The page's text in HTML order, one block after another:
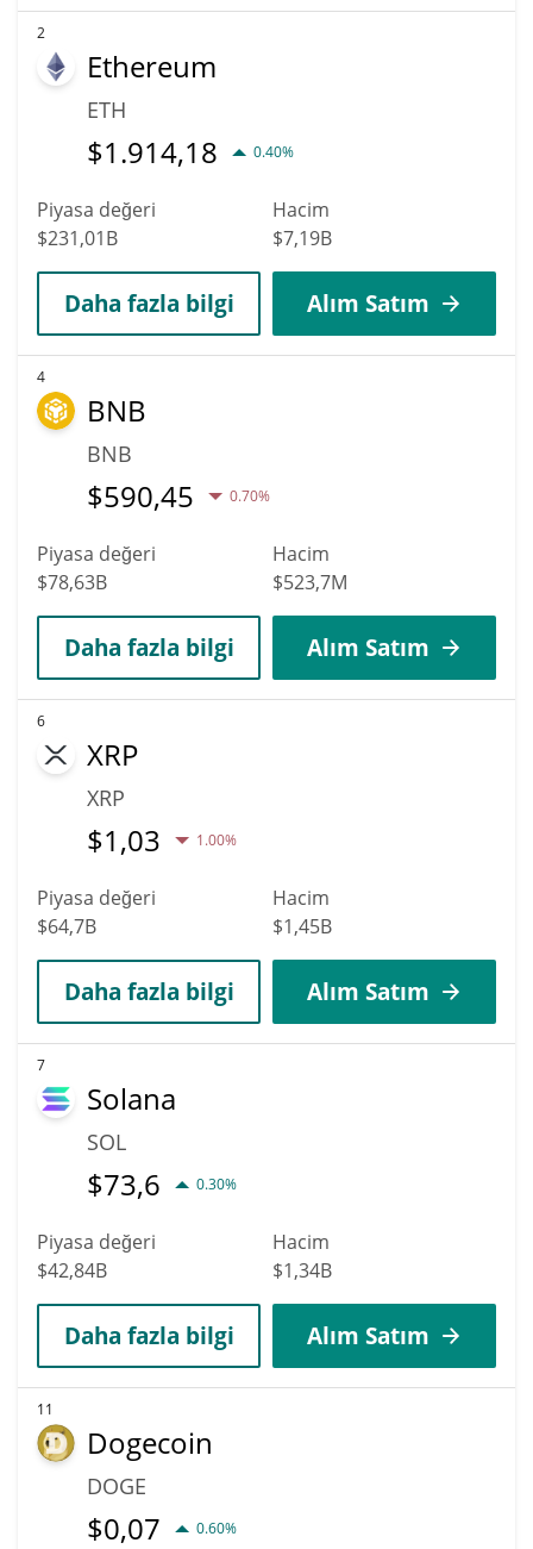
2
Ethereum
ETH
$1.914,18 0.40%
Piyasa değeri
$231,01B
Hacim
$7,19B
Daha fazla bilgi Alım Satım
4
BNB
BNB
$590,45 0.70%
Piyasa değeri
$78,63B
Hacim
$523,7M
Daha fazla bilgi Alım Satım
6
XRP
XRP
$1,03 1.00%
Piyasa değeri
$64,7B
Hacim
$1,45B
Daha fazla bilgi Alım Satım
7
Solana
SOL
$73,6 0.30%
Piyasa değeri
$42,84B
Hacim
$1,34B
Daha fazla bilgi Alım Satım
11
Dogecoin
DOGE
$0,07 0.60%